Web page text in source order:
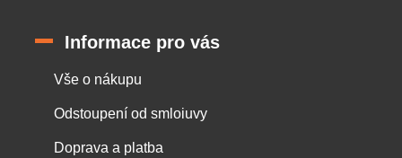
Informace pro vás
Vše o nákupu
Odstoupení od smloiuvy
Doprava a platba